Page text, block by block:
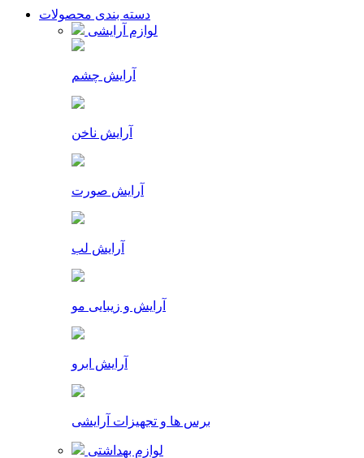
دسته بندی محصولات
لوازم آرایشی
آرایش چشم
آرایش ناخن
آرایش صورت
آرایش لب
آرایش و زیبایی مو
آرایش ابرو
برس ها و تجهیزات آرایشی
لوازم بهداشتی